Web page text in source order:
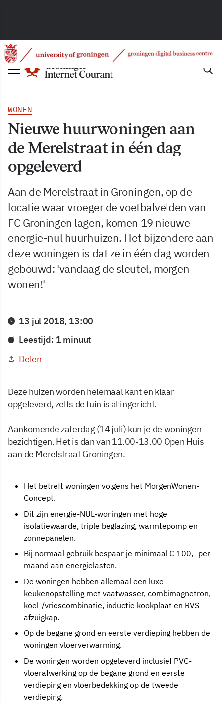
WONEN
Nieuwe huurwoningen aan
de Merelstraat in één dag
opgeleverd
Aan de Merelstraat in Groningen, op de
locatie waar vroeger de voetbalvelden van
FC Groningen lagen, komen 19 nieuwe
energie-nul huurhuizen. Het bijzondere aan
deze woningen is dat ze in één dag worden
gebouwd: 'vandaag de sleutel, morgen
wonen!'
13 jul 2018, 13:00
Leestijd: 1 minuut
Delen
Deze huizen worden helemaal kant en klaar
opgeleverd, zelfs de tuin is al ingericht.
Aankomende zaterdag (14 juli) kun je de woningen
bezichtigen. Het is dan van 11.00-13.00 Open Huis
aan de Merelstraat Groningen.
Het betreft woningen volgens het MorgenWonen-
Concept.
Dit zijn energie-NUL-woningen met hoge
isolatiewaarde, triple beglazing, warmtepomp en
zonnepanelen.
Bij normaal gebruik bespaar je minimaal € 100,- per
maand aan energielasten.
De woningen hebben allemaal een luxe
keukenopstelling met vaatwasser, combimagnetron,
koel-/vriescombinatie, inductie kookplaat en RVS
afzuigkap.
Op de begane grond en eerste verdieping hebben de
woningen vloerverwarming.
De woningen worden opgeleverd inclusief PVC-
vloerafwerking op de begane grond en eerste
verdieping en vloerbedekking op de tweede
verdieping.